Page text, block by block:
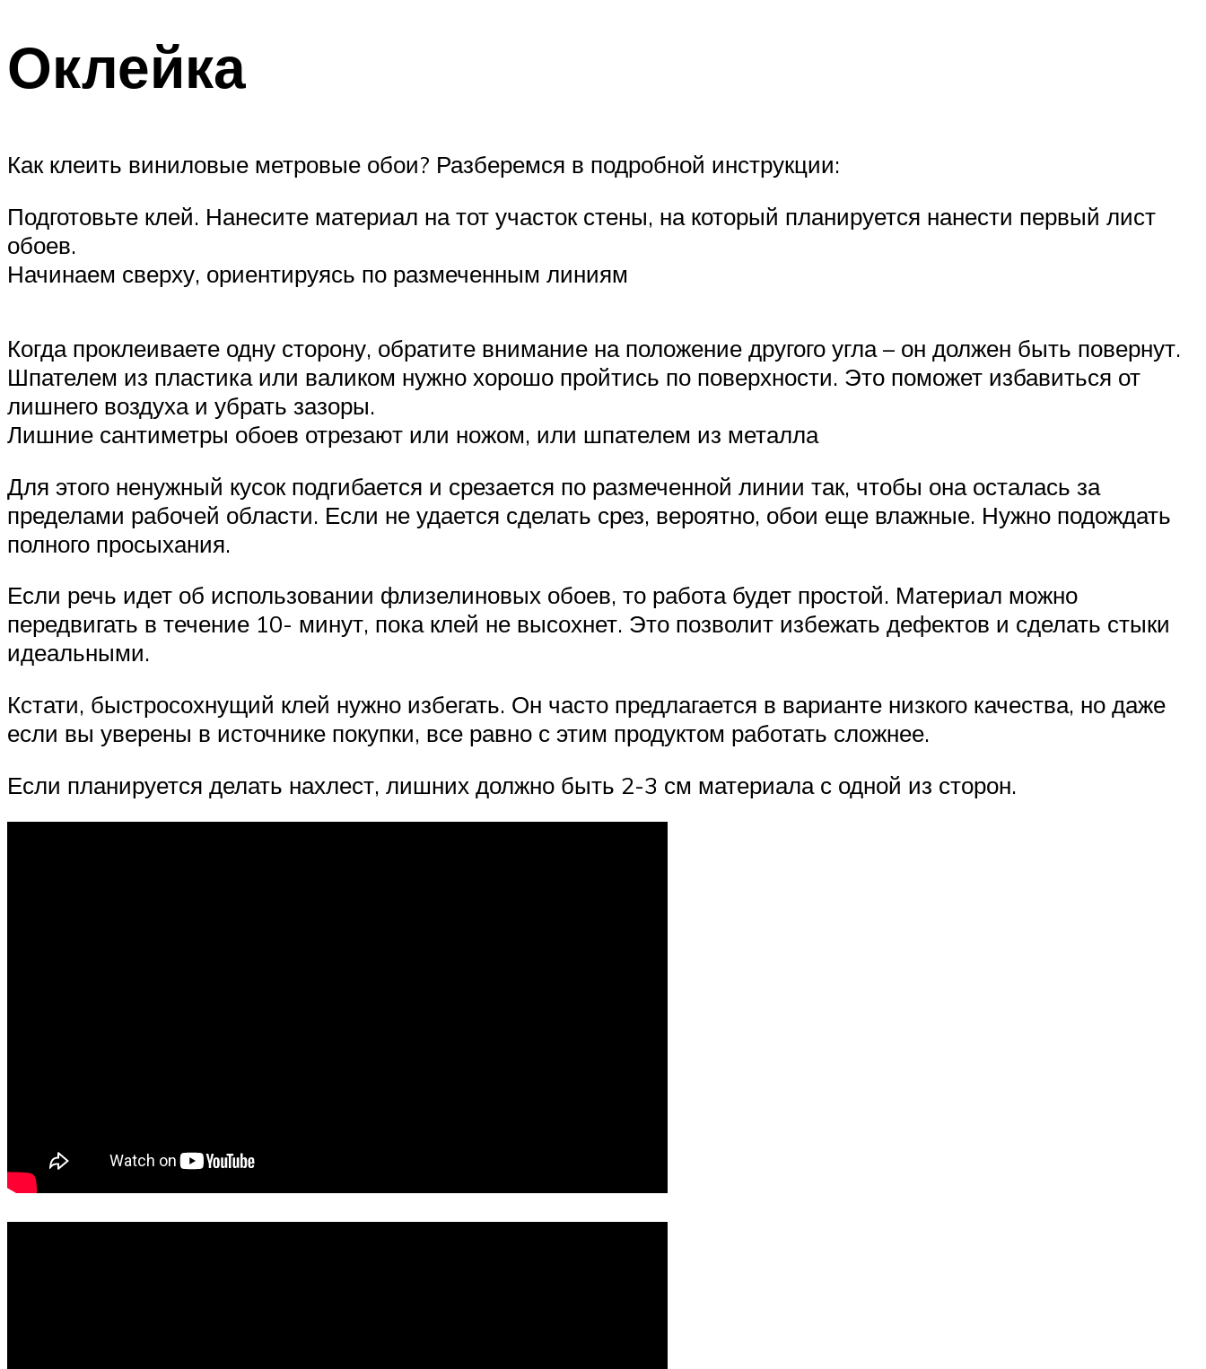
Оклейка
Как клеить виниловые метровые обои? Разберемся в подробной инструкции:
Подготовьте клей. Нанесите материал на тот участок стены, на который планируется нанести первый лист
обоев.
Начинаем сверху, ориентируясь по размеченным линиям
Когда проклеиваете одну сторону, обратите внимание на положение другого угла – он должен быть повернут.
Шпателем из пластика или валиком нужно хорошо пройтись по поверхности. Это поможет избавиться от
лишнего воздуха и убрать зазоры.
Лишние сантиметры обоев отрезают или ножом, или шпателем из металла
Для этого ненужный кусок подгибается и срезается по размеченной линии так, чтобы она осталась за
пределами рабочей области. Если не удается сделать срез, вероятно, обои еще влажные. Нужно подождать
полного просыхания.
Если речь идет об использовании флизелиновых обоев, то работа будет простой. Материал можно
передвигать в течение 10- минут, пока клей не высохнет. Это позволит избежать дефектов и сделать стыки
идеальными.
Кстати, быстросохнущий клей нужно избегать. Он часто предлагается в варианте низкого качества, но даже
если вы уверены в источнике покупки, все равно с этим продуктом работать сложнее.
Если планируется делать нахлест, лишних должно быть 2-3 см материала с одной из сторон.